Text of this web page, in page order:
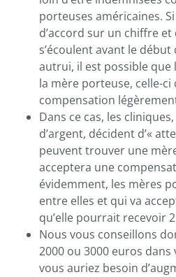
porteuses américaines.
d’accord sur un chiffre
s’écoulent avant le
autrui, il est possible
la mère porteuse, celle-ci
compensation
Dans ce cas, les
d’argent, décident d’«
peuvent trouver une
acceptera une
évidemment, les mères
entre elles et qui va
qu’elle pourrait recevoir
Nous vous conseillons
2000 ou 3000 euros
vous auriez besoin